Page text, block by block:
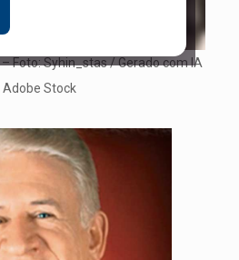
Foto: Syhin_stas / Gerado com IA
Stock